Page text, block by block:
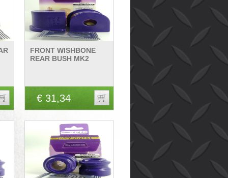
FRONT WISHBONE
REAR BUSH MK2
€ 31,34